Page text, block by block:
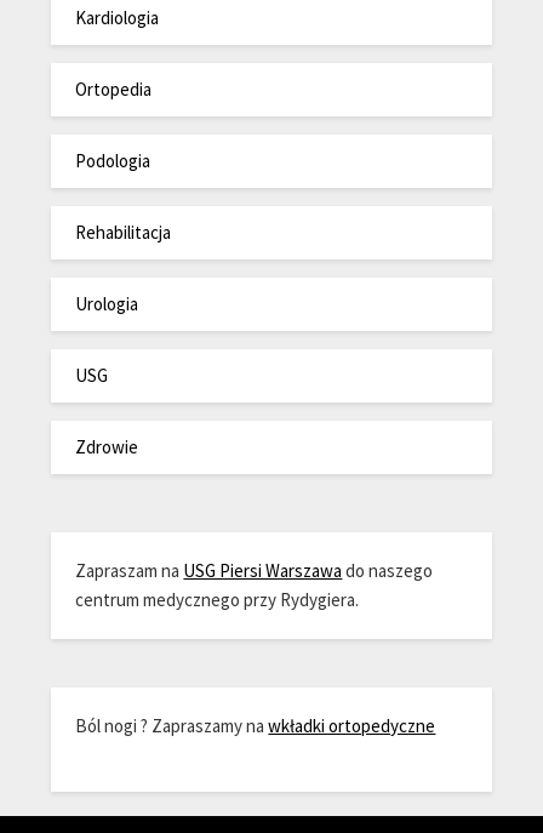
Kardiologia
Ortopedia
Podologia
Rehabilitacja
Urologia
USG
Zdrowie
Zapraszam na USG Piersi Warszawa do naszego
centrum medycznego przy Rydygiera.
Ból nogi ? Zapraszamy nawkładki ortopedyczne